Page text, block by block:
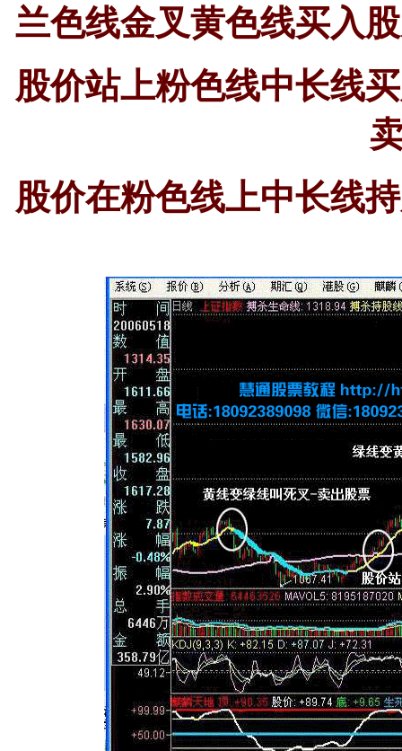
兰色线金叉黄色线买入
股价站上粉色线中长线
股价在粉色线上中长线